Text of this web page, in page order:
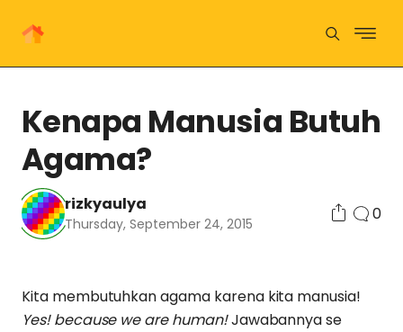
Kenapa Manusia Butuh
Agama?
rizkyaulya
Thursday, September 24, 2015
0
Kita membutuhkan agama karena kita manusia!
Yes! because we are human!Jawabannya se